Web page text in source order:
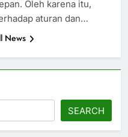
Oleh karena itu,
aturan dan…
News
SEARCH